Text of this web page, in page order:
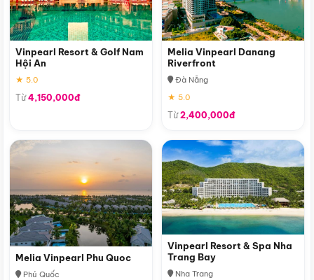
Vinpearl Resort & Golf Nam
Hội An
★ 5.0
Từ4,150,000đ
Melia Vinpearl Danang
Riverfront
Đà Nẵng
★ 5.0
Từ2,400,000đ
Melia Vinpearl Phu Quoc
Phú Quốc
Vinpearl Resort & Spa Nha
Trang Bay
Nha Trang